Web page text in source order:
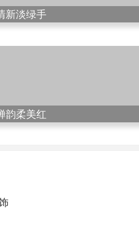
新淡绿手
韵柔美红